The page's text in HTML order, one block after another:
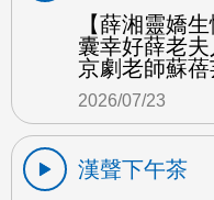
【薛湘靈嬌
囊幸好薛老
京劇老師蘇
2026/07/23
漢聲下午茶